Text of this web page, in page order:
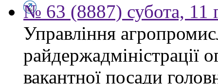
№ 63 (8887) субота, 11
Управління
райдержадміністрації
вакантної посади